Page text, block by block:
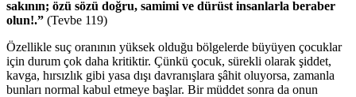
sakının; özü sözü doğru, samimi ve dürüst insanlarla beraber
olun!.” (Tevbe 119)
Özellikle suç oranının yüksek olduğu bölgelerde büyüyen çocuklar
için durum çok daha kritiktir. Çünkü çocuk, sürekli olarak şiddet,
kavga, hırsızlık gibi yasa dışı davranışlara şâhit oluyorsa, zamanla
bunları normal kabul etmeye başlar. Bir müddet sonra da onun